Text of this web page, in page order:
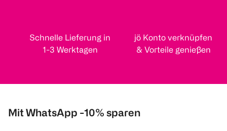
Schnelle Lieferung in
1-3 Werktagen
jö Konto verknüpfen
& Vorteile genießen
Mit WhatsApp -10% sparen